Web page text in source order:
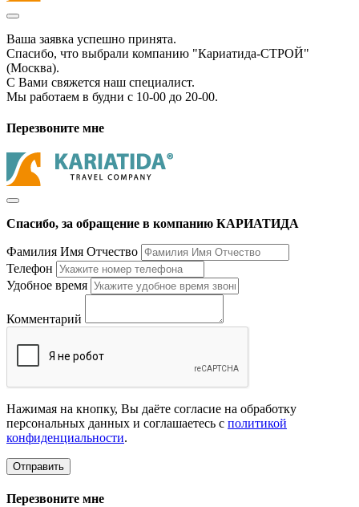
Ваша заявка успешно принята.
Спасибо, что выбрали компанию "Кариатида-СТРОЙ"
(Москва).
С Вами свяжется наш специалист.
Мы работаем в будни с 10-00 до 20-00.
Перезвоните мне
Спасибо, за обращение в компанию КАРИАТИДА
Фамилия Имя Отчество
Телефон
Удобное время
Комментарий
Нажимая на кнопку, Вы даёте согласие на обработку
персональных данных и соглашаетесь с политикой
конфиденциальности.
Отправить
Перезвоните мне